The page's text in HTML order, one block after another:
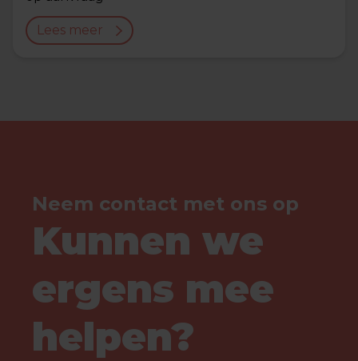
Lees meer
Neem contact met ons op
Kunnen we
ergens mee
helpen?